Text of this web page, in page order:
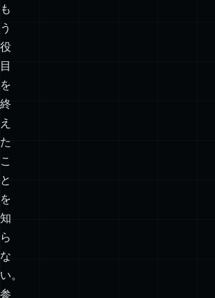
ジ
ェ
ク
ト
が
も
う
役
目
を
終
え
た
こ
と